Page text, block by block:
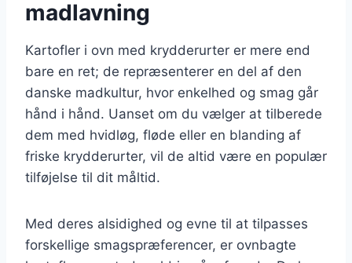
madlavning
Kartofler i ovn med krydderurter er mere end
bare en ret; de repræsenterer en del af den
danske madkultur, hvor enkelhed og smag går
hånd i hånd. Uanset om du vælger at tilberede
dem med hvidløg, fløde eller en blanding af
friske krydderurter, vil de altid være en populær
tilføjelse til dit måltid.
Med deres alsidighed og evne til at tilpasses
forskellige smagspræferencer, er ovnbagte